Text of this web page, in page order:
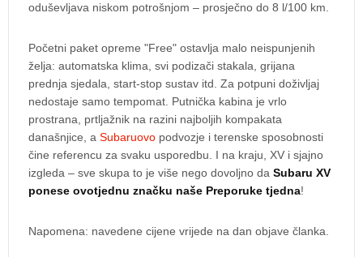
oduševljava niskom potrošnjom – prosječno do 8 l/100 km.
Početni paket opreme "Free" ostavlja malo neispunjenih
želja: automatska klima, svi podizači stakala, grijana
prednja sjedala, start-stop sustav itd. Za potpuni doživljaj
nedostaje samo tempomat. Putnička kabina je vrlo
prostrana, prtljažnik na razini najboljih kompakata
današnjice, a Subaruovo podvozje i terenske sposobnosti
čine referencu za svaku usporedbu. I na kraju, XV i sjajno
izgleda – sve skupa to je više nego dovoljno da Subaru XV
ponese ovotjednu značku naše Preporuke tjedna!
Napomena: navedene cijene vrijede na dan objave članka.